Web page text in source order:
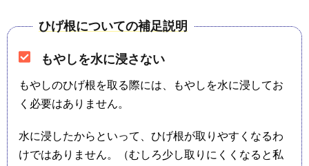
ひげ根についての補足説明
もやしを水に浸さない
もやしのひげ根を取る際には、もやしを水に浸してお
く必要はありません。
水に浸したからといって、ひげ根が取りやすくなるわ
けではありません。（むしろ少し取りにくくなると私